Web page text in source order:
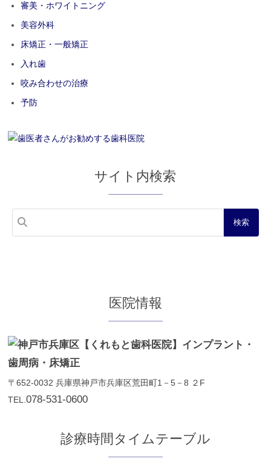
審美・ホワイトニング
美容外科
床矯正・一般矯正
入れ歯
咬み合わせの治療
予防
サイト内検索
医院情報
〒652-0032兵庫県神戸市兵庫区荒田町1－5－8 ２F
TEL.078-531-0600
診療時間タイムテーブル